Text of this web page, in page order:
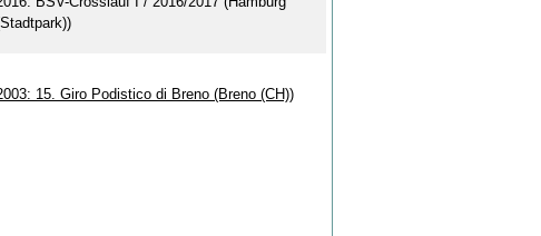
15. Giro Podistico di Breno (Breno (CH))